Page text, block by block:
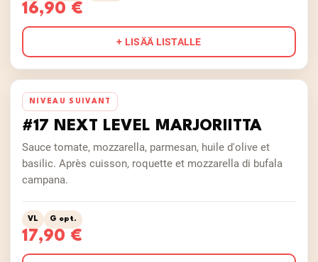
16,90 €
+ LISÄÄ LISTALLE
NIVEAU SUIVANT
#17 NEXT LEVEL MARJORIITTA
Sauce tomate, mozzarella, parmesan, huile d'olive et
basilic. Après cuisson, roquette et mozzarella di bufala
campana.
VL G opt.
17,90 €